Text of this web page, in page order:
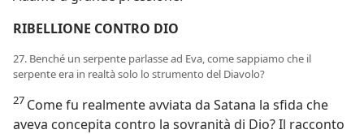
RIBELLIONE CONTRO DIO
27. Benché un serpente parlasse ad Eva, come sappiamo che il
serpente era in realtà solo lo strumento del Diavolo?
27 Come fu realmente avviata da Satana la sfida che
aveva concepita contro la sovranità di Dio? Il racconto